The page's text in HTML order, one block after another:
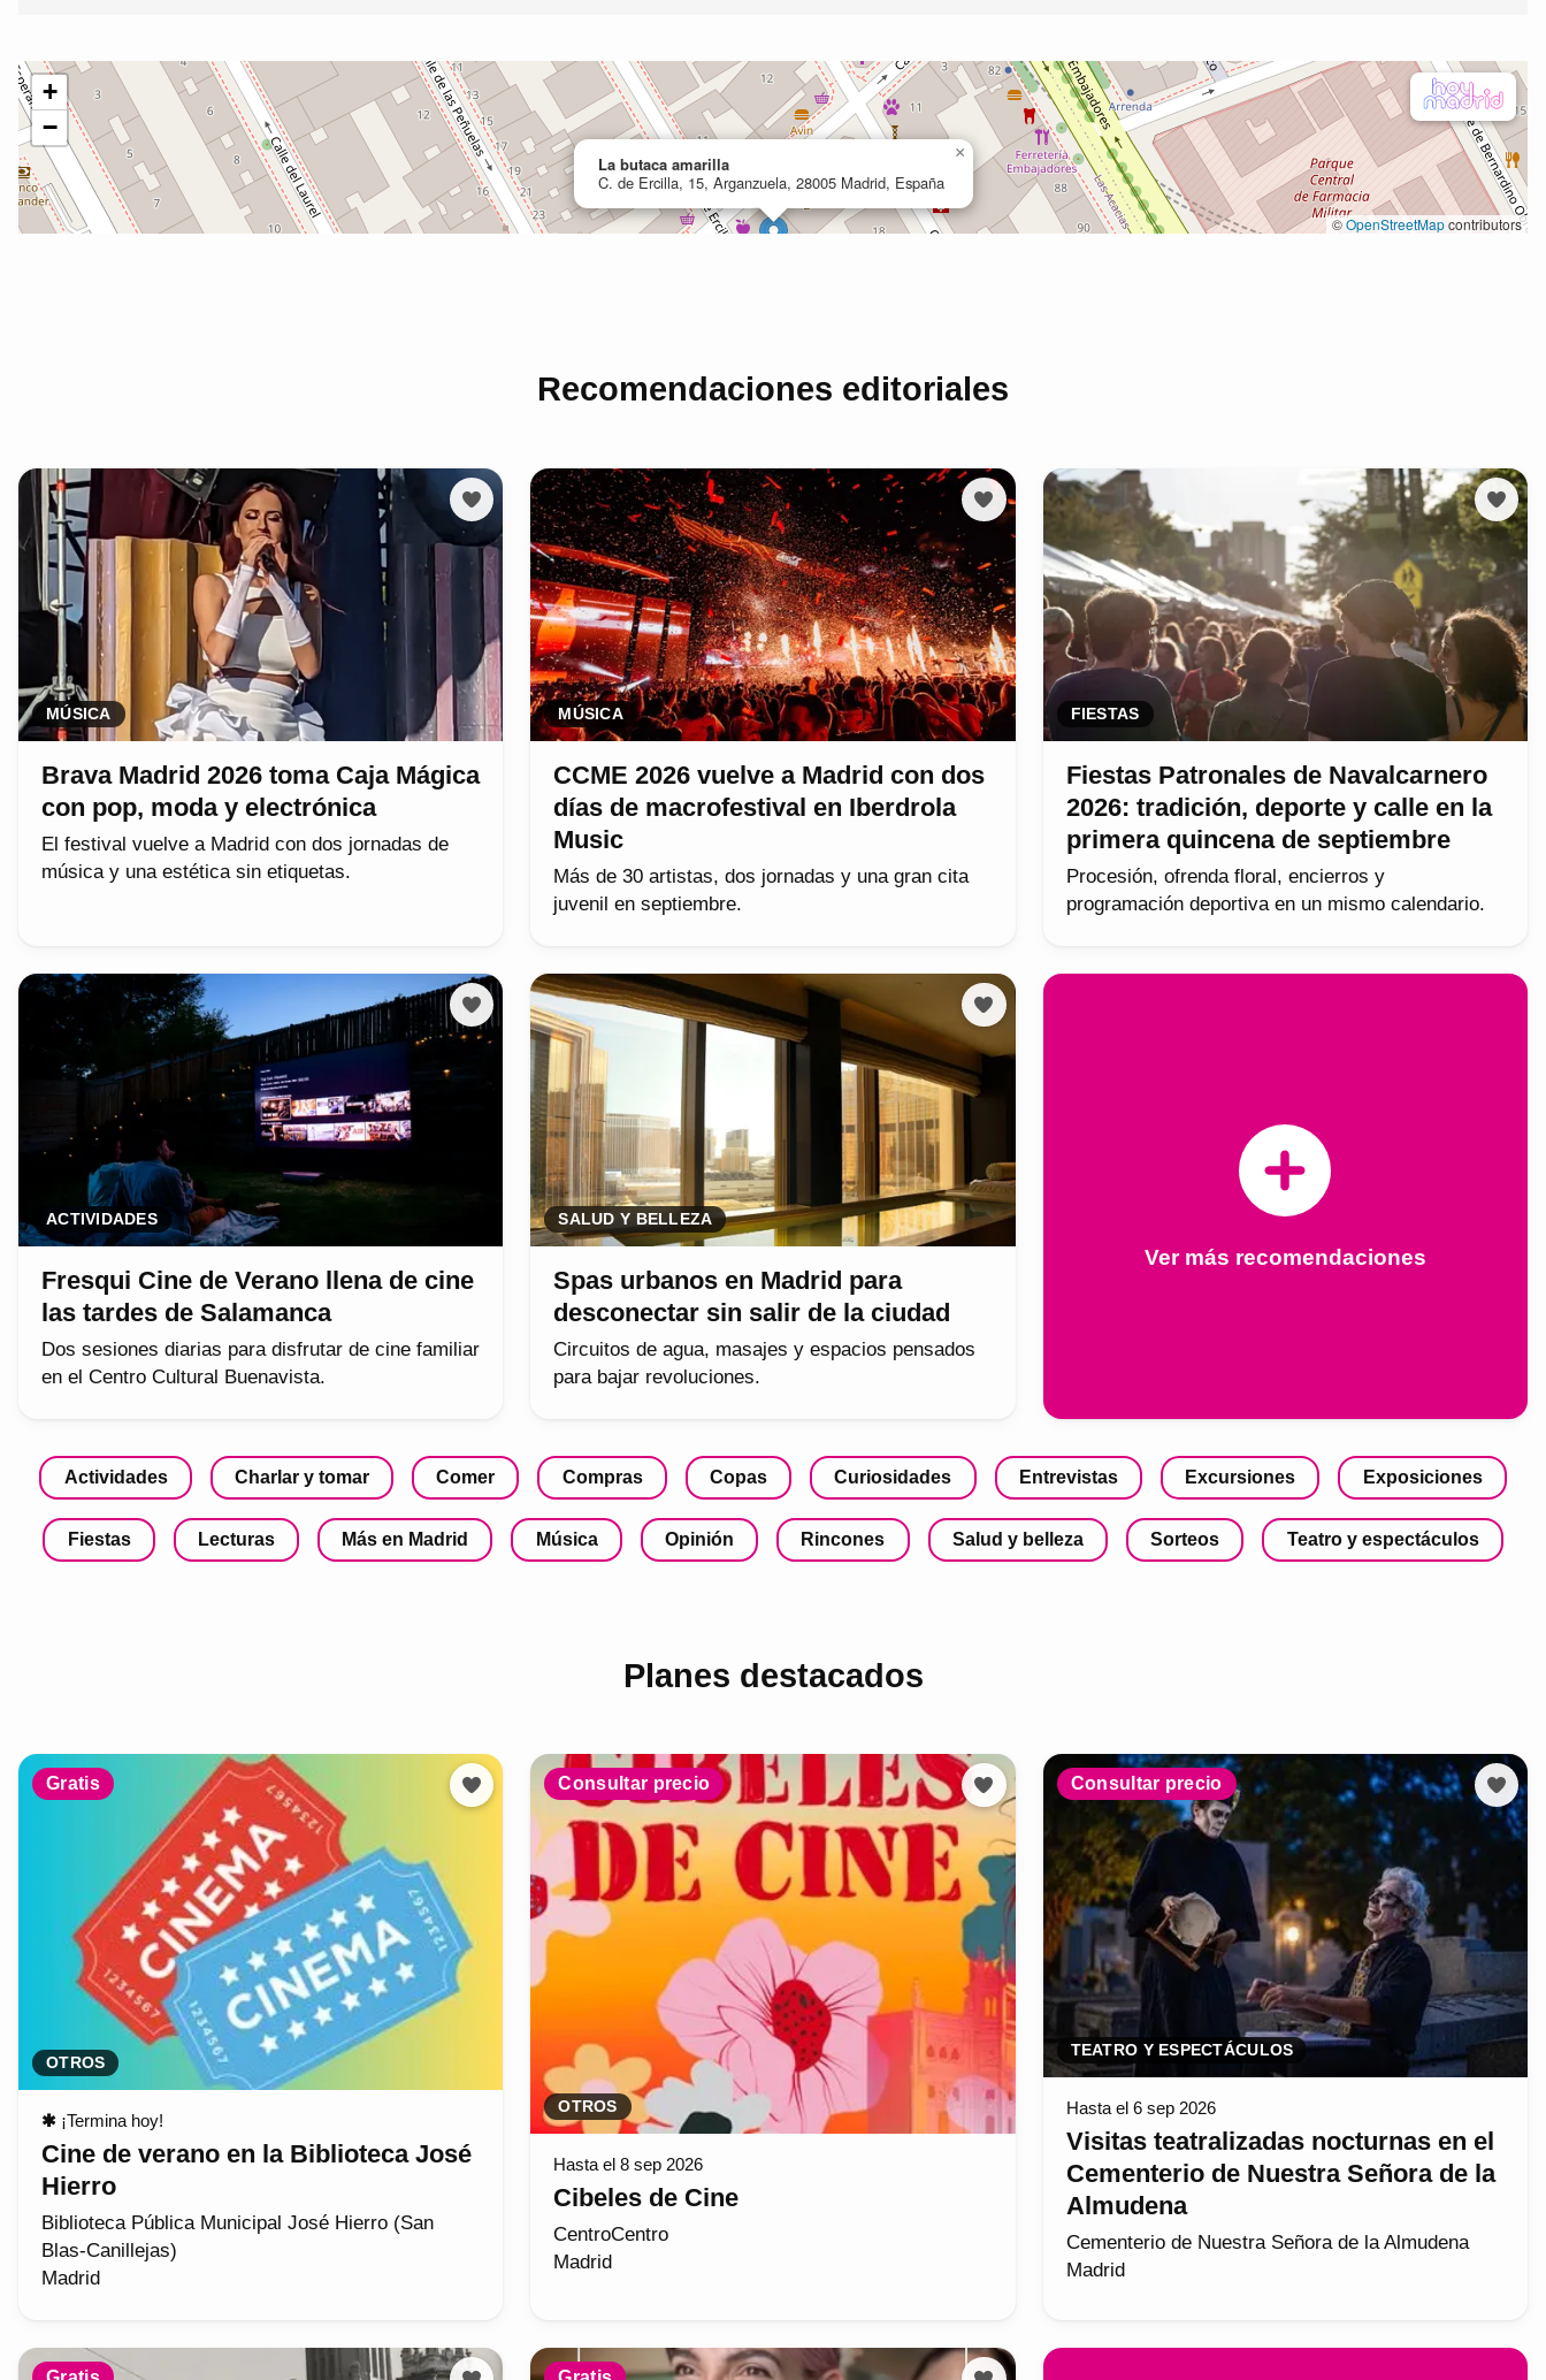
Recomendaciones editoriales
MÚSICA
Brava Madrid 2026 toma Caja Mágica
con pop, moda y electrónica
El festival vuelve a Madrid con dos jornadas de
música y una estética sin etiquetas.
MÚSICA
CCME 2026 vuelve a Madrid con dos
días de macrofestival en Iberdrola
Music
Más de 30 artistas, dos jornadas y una gran cita
juvenil en septiembre.
FIESTAS
Fiestas Patronales de Navalcarnero
2026: tradición, deporte y calle en la
primera quincena de septiembre
Procesión, ofrenda floral, encierros y
programación deportiva en un mismo calendario.
ACTIVIDADES
Fresqui Cine de Verano llena de cine
las tardes de Salamanca
Dos sesiones diarias para disfrutar de cine familiar
en el Centro Cultural Buenavista.
SALUD Y BELLEZA
Spas urbanos en Madrid para
desconectar sin salir de la ciudad
Circuitos de agua, masajes y espacios pensados
para bajar revoluciones.
Ver más recomendaciones
Actividades Charlar y tomar Comer Compras Copas Curiosidades Entrevistas Excursiones Exposiciones
Fiestas Lecturas Más en Madrid Música Opinión Rincones Salud y belleza Sorteos Teatro y espectáculos
Planes destacados
Gratis
OTROS
✱ ¡Termina hoy!
Cine de verano en la Biblioteca José
Hierro
Biblioteca Pública Municipal José Hierro (San
Blas-Canillejas)
Madrid
Consultar precio
OTROS
Hasta el 8 sep 2026
Cibeles de Cine
CentroCentro
Madrid
Consultar precio
TEATRO Y ESPECTÁCULOS
Hasta el 6 sep 2026
Visitas teatralizadas nocturnas en el
Cementerio de Nuestra Señora de la
Almudena
Cementerio de Nuestra Señora de la Almudena
Madrid